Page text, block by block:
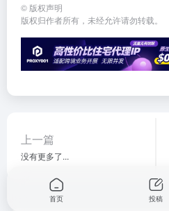
© 版权声明
版权归作者所有，未经允许请勿转载。
上一篇
没有更多了...
首页 投稿